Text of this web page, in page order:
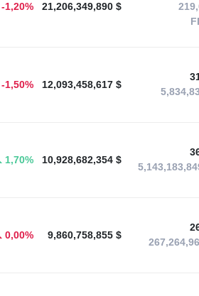
-1,20% 21,206,349,890 $
-1,50% 12,093,458,617 $
1,70% 10,928,682,354 $
0,00% 9,860,758,855 $